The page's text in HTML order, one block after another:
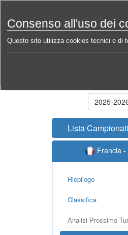
Consenso all'uso dei
Questo sito utilizza cookies tecnici e di
Home Campionati
2025-
Lista
Francia -
Riepilogo
Classifica
Analisi Prossimo